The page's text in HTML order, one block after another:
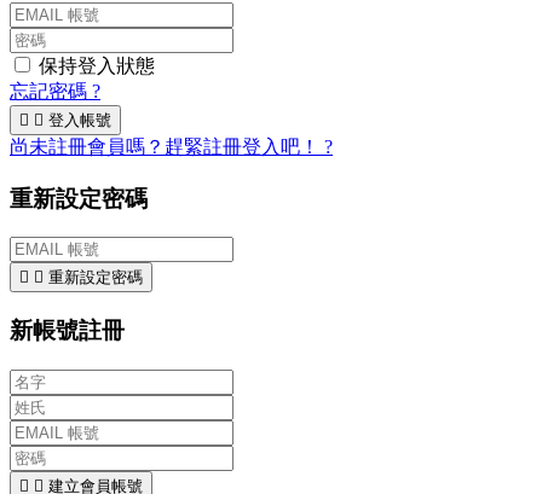
保持登入狀態
忘記密碼 ?
  登入帳號
尚未註冊會員嗎？趕緊註冊登入吧！ ?
重新設定密碼
  重新設定密碼
新帳號註冊
  建立會員帳號